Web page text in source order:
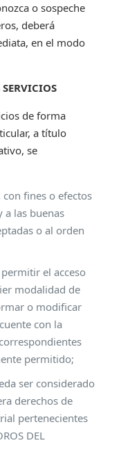
o sospeche
deberá
en el modo
de forma
a título
se
fines o efectos
a las buenas
o al orden
el acceso
modalidad de
o modificar
con la
permitido;
ser considerado
derechos de
pertenecientes
DEL